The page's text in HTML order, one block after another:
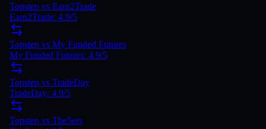
Topstep vs Earn2Trade
Earn2Trade: 4.9/5
Topstep vs My Funded Futures
My Funded Futures: 4.9/5
Topstep vs TradeDay
TradeDay: 4.9/5
Topstep vs The5ers